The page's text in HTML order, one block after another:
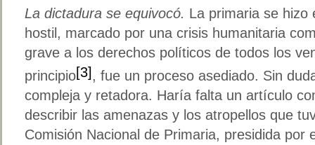
La dictadura se equivocó. La primaria se hizo
hostil, marcado por una crisis humanitaria
grave a los derechos políticos de todos los
principio[3], fue un proceso asediado. Sin
compleja y retadora. Haría falta un artículo
describir las amenazas y los atropellos que
Comisión Nacional de Primaria, presidida por